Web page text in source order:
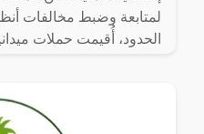
لمتابعة وضبط مخالفات
الحدود، أُقيمت حملات